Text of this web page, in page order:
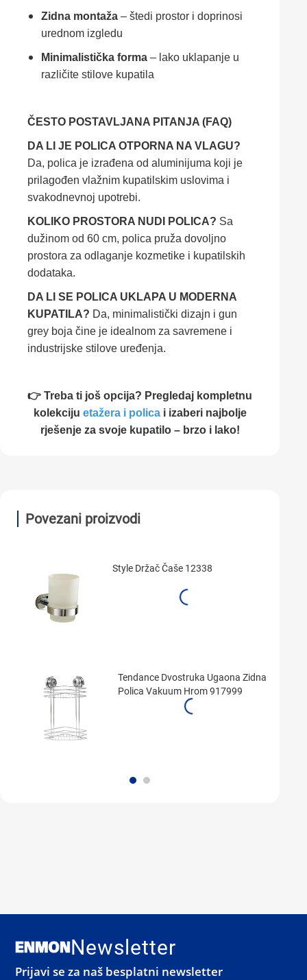
Zidna montaža – štedi prostor i doprinosi
urednom izgledu
Minimalistička forma – lako uklapanje u
različite stilove kupatila
ČESTO POSTAVLJANA PITANJA (FAQ)
DA LI JE POLICA OTPORNA NA VLAGU?
Da, polica je izrađena od aluminijuma koji je
prilagođen vlažnim kupatilskim uslovima i
svakodnevnoj upotrebi.
KOLIKO PROSTORA NUDI POLICA? Sa
dužinom od 60 cm, polica pruža dovoljno
prostora za odlaganje kozmetike i kupatilskih
dodataka.
DA LI SE POLICA UKLAPA U MODERNA
KUPATILA? Da, minimalistički dizajn i gun
grey boja čine je idealnom za savremene i
industrijske stilove uređenja.
👉 Treba ti još opcija? Pregledaj kompletnu
kolekciju etažera i policai izaberi najbolje
rješenje za svoje kupatilo – brzo i lako!
Povezani proizvodi
Style Držač Čaše 12338
Tendance Dvostruka Ugaona Zidna
Polica Vakuum Hrom 917999
Newsletter
Prijavi se za naš besplatni newsletter